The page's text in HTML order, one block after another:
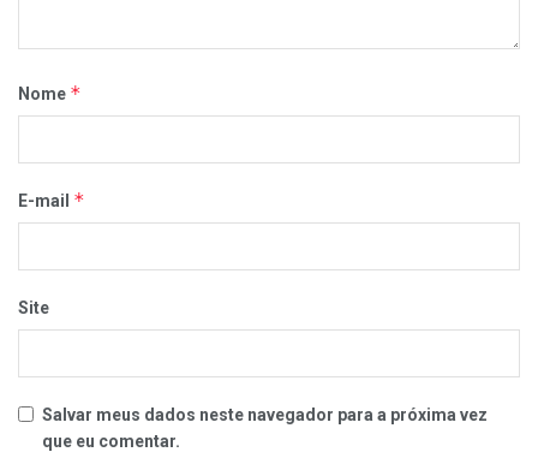
Nome *
E-mail *
Site
Salvar meus dados neste navegador para a próxima vez
que eu comentar.